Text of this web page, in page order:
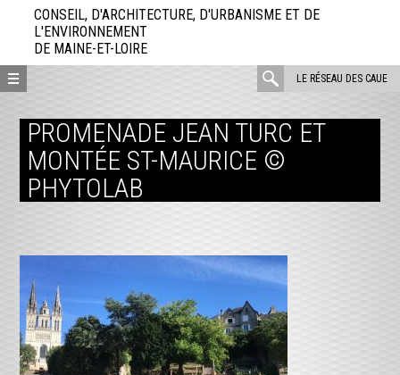
directement
contenu
CONSEIL, D'ARCHITECTURE, D'URBANISME ET DE
L'ENVIRONNEMENT
DE MAINE-ET-LOIRE
LE RÉSEAU DES CAUE
rechercher
PROMENADE JEAN TURC ET
MONTÉE ST-MAURICE ©
PHYTOLAB